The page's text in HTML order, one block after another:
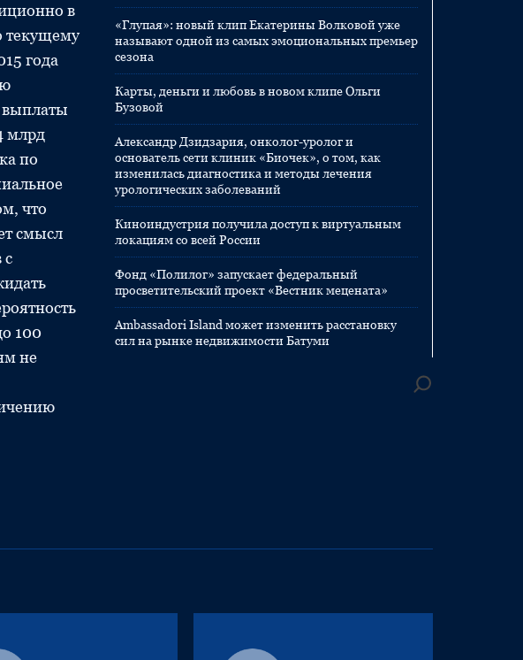
в
текущему
года
выплаты
млрд
по
что
смысл
с
100
не
«Глупая»: новый клип Екатерины Волковой уже
называют одной из самых эмоциональных премьер
сезона
Карты, деньги и любовь в новом клипе Ольги
Бузовой
Александр Дзидзария, онколог-уролог и
основатель сети клиник «Биочек», о том, как
изменилась диагностика и методы лечения
урологических заболеваний
Киноиндустрия получила доступ к виртуальным
локациям со всей России
Фонд «Полилог» запускает федеральный
просветительский проект «Вестник мецената»
Ambassadori Island может изменить расстановку
сил на рынке недвижимости Батуми